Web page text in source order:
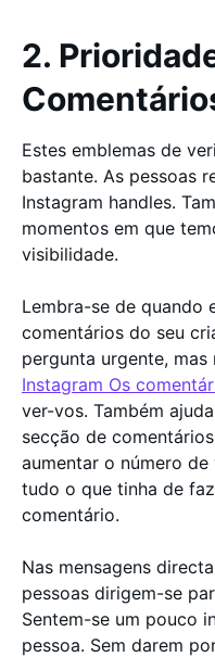
2.
Estes emblemas de
bastante. As pessoas
Instagram handles.
momentos em que
visibilidade.
Lembra-se de quando
comentários do seu
pergunta urgente, mas
Instagram Os
ver-vos. Também
secção de
aumentar o número
tudo o que tinha de
comentário.
Nas mensagens
pessoas dirigem-se
Sentem-se um pouco
pessoa. Sem darem